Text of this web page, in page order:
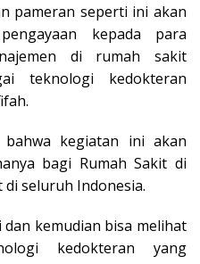
pameran seperti ini akan
kepada para
di rumah sakit
teknologi kedokteran
kegiatan ini akan
bagi Rumah Sakit di
seluruh Indonesia.
kemudian bisa melihat
kedokteran yang